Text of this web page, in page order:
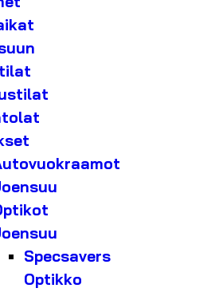
Specsavers
Optikko